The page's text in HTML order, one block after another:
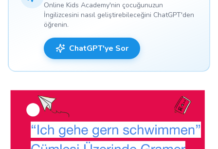
Online Kids Academy'nin çocuğunuzun
İngilizcesini nasıl geliştirebileceğini ChatGPT'den
öğrenin.
ChatGPT'ye Sor